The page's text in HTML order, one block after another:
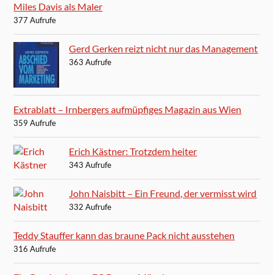
Miles Davis als Maler
377 Aufrufe
Gerd Gerken reizt nicht nur das Management
363 Aufrufe
Extrablatt – Irnbergers aufmüpfiges Magazin aus Wien
359 Aufrufe
Erich Kästner: Trotzdem heiter
343 Aufrufe
John Naisbitt – Ein Freund, der vermisst wird
332 Aufrufe
Teddy Stauffer kann das braune Pack nicht ausstehen
316 Aufrufe